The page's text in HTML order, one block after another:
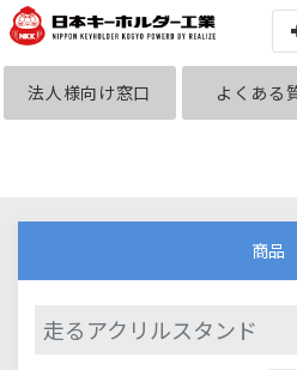
法人様向け窓口 よくある
商品
走るアクリルスタンド